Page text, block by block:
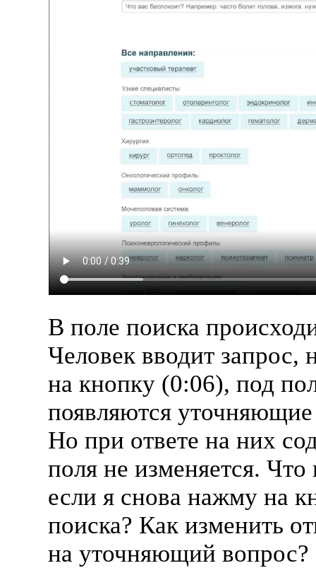
В поле поиска
Человек вводит запрос,
на кнопку (0:06), под
появляются
Но при ответе на них
поля не изменяется. Что
если я снова нажму на
поиска? Как изменить
на уточняющий вопрос?